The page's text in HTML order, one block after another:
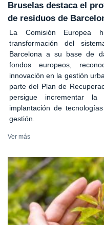
Bruselas destaca el
de residuos de
La Comisión Europea
transformación del
Barcelona a su base de
fondos europeos,
innovación en la gestión
parte del Plan de
persigue incrementar la
implantación de
gestión.
Ver más